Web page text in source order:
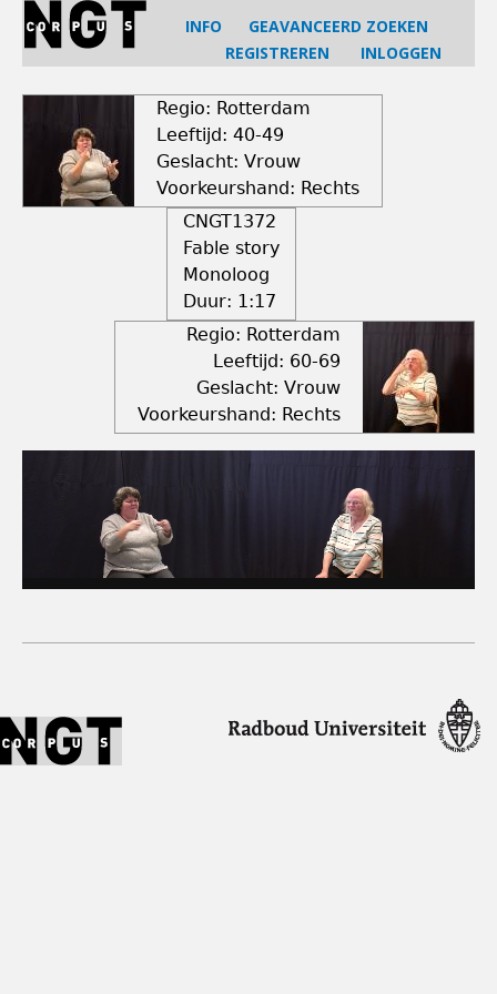
Jump
navigation
INFO
GEAVANCEERD ZOEKEN
REGISTREREN
INLOGGEN
Regio: Rotterdam
Leeftijd: 40-49
Geslacht: Vrouw
Voorkeurshand: Rechts
CNGT1372
Fable story
Monoloog
Duur: 1:17
Regio: Rotterdam
Leeftijd: 60-69
Geslacht: Vrouw
Voorkeurshand: Rechts